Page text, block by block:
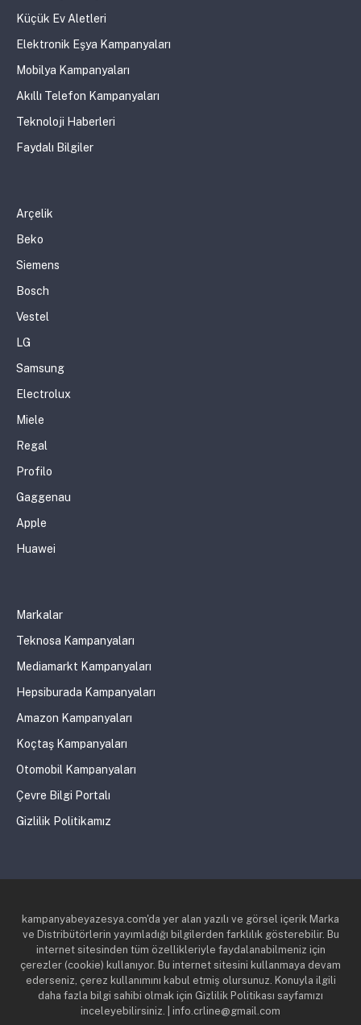
Küçük Ev Aletleri
Elektronik Eşya Kampanyaları
Mobilya Kampanyaları
Akıllı Telefon Kampanyaları
Teknoloji Haberleri
Faydalı Bilgiler
Arçelik
Beko
Siemens
Bosch
Vestel
LG
Samsung
Electrolux
Miele
Regal
Profilo
Gaggenau
Apple
Huawei
Markalar
Teknosa Kampanyaları
Mediamarkt Kampanyaları
Hepsiburada Kampanyaları
Amazon Kampanyaları
Koçtaş Kampanyaları
Otomobil Kampanyaları
Çevre Bilgi Portalı
Gizlilik Politikamız
kampanyabeyazesya.com'da yer alan yazılı ve görsel içerik Marka
ve Distribütörlerin yayımladığı bilgilerden farklılık gösterebilir. Bu
internet sitesinden tüm özellikleriyle faydalanabilmeniz için
çerezler (cookie) kullanıyor. Bu internet sitesini kullanmaya devam
ederseniz, çerez kullanımını kabul etmiş olursunuz. Konuyla ilgili
daha fazla bilgi sahibi olmak için Gizlilik Politikası sayfamızı
inceleyebilirsiniz. | info.crline@gmail.com